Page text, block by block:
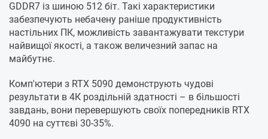
GDDR7 із шиною 512 біт. Такі характеристики
забезпечують небачену раніше продуктивність
настільних ПК, можливість завантажувати текстури
найвищої якості, а також величезний запас на
майбутнє.
Комп'ютери з RTX 5090 демонструють чудові
результати в 4К роздільній здатності – в більшості
завдань, вони перевершують своїх попередників RTX
4090 на суттєві 30-35%.